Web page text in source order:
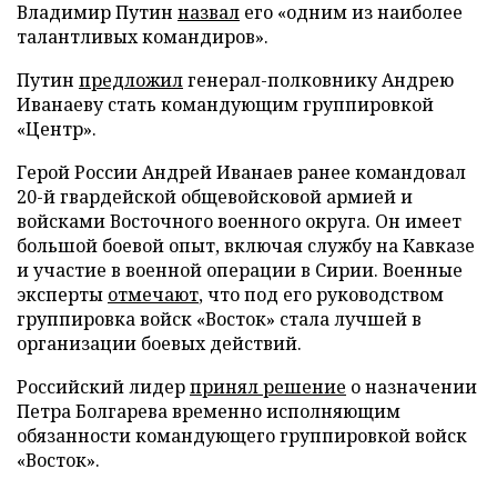
Владимир Путин назвал его «одним из наиболее
талантливых командиров».
Путин предложилгенерал-полковнику Андрею
Иванаеву стать командующим группировкой
«Центр».
Герой России Андрей Иванаев ранее командовал
20-й гвардейской общевойсковой армией и
войсками Восточного военного округа. Он имеет
большой боевой опыт, включая службу на Кавказе
и участие в военной операции в Сирии. Военные
эксперты отмечают, что под его руководством
группировка войск «Восток» стала лучшей в
организации боевых действий.
Российский лидерпринял решение о назначении
Петра Болгарева временно исполняющим
обязанности командующего группировкой войск
«Восток».